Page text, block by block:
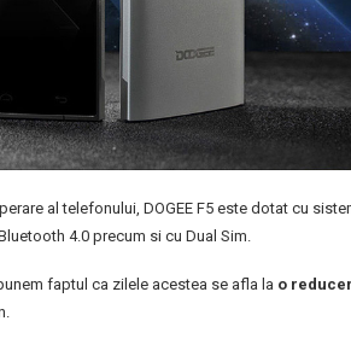
al telefonului, DOGEE F5 este dotat cu
4.0 precum si cu Dual Sim.
faptul ca zilele acestea se afla la o